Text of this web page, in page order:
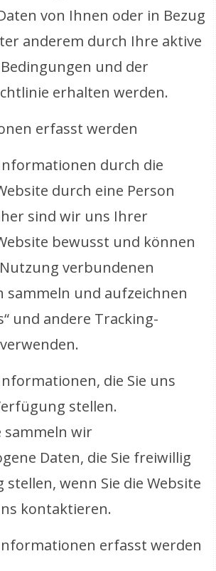
von Ihnen oder in Bezug
anderem durch Ihre aktive
und der
erhalten werden.
erfasst werden
durch die
durch eine Person
sind wir uns Ihrer
bewusst und können
verbundenen
und aufzeichnen
und andere Tracking-
die Sie uns
stellen.
sammeln wir
Daten, die Sie freiwillig
wenn Sie die Website
kontaktieren.
erfasst werden